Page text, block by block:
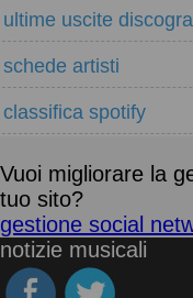
ultime uscite
schede artisti
classifica spotify
Vuoi migliorare la
tuo sito?
gestione social
notizie musicali